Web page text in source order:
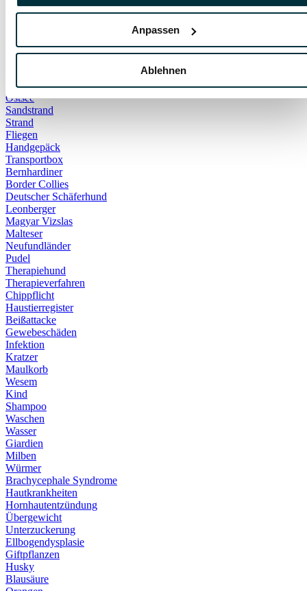
Anpassen
Ablehnen
Notfall
Gehege
Hundestrand
Ostsee
Sandstrand
Strand
Fliegen
Handgepäck
Transportbox
Bernhardiner
Border Collies
Deutscher Schäferhund
Leonberger
Magyar Vizslas
Malteser
Neufundländer
Pudel
Therapiehund
Therapieverfahren
Chippflicht
Haustierregister
Beißattacke
Gewebeschäden
Infektion
Kratzer
Maulkorb
Wesem
Kind
Shampoo
Waschen
Wasser
Giardien
Milben
Würmer
Brachycephale Syndrome
Hautkrankheiten
Hornhautentzündung
Übergewicht
Unterzuckerung
Ellbogendysplasie
Giftpflanzen
Husky
Blausäure